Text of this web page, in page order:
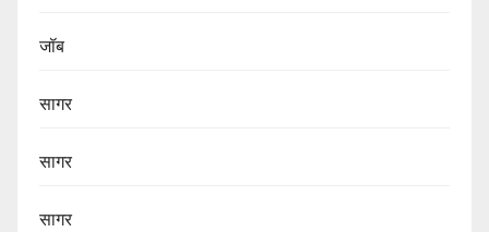
जॉब
सागर
सागर
सागर